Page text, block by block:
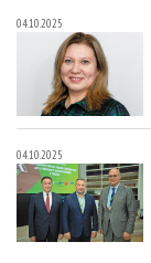
04.10.2025
04.10.2025